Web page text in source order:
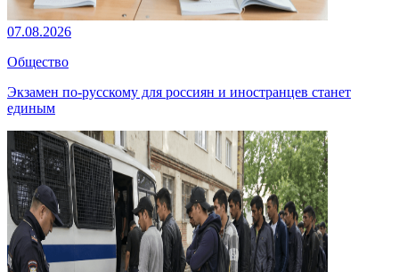
07.08.2026
Общество
Экзамен по-русскому для россиян и иностранцев станет
единым